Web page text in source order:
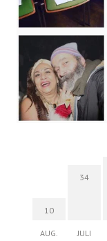
10
AUG.
34
JULI